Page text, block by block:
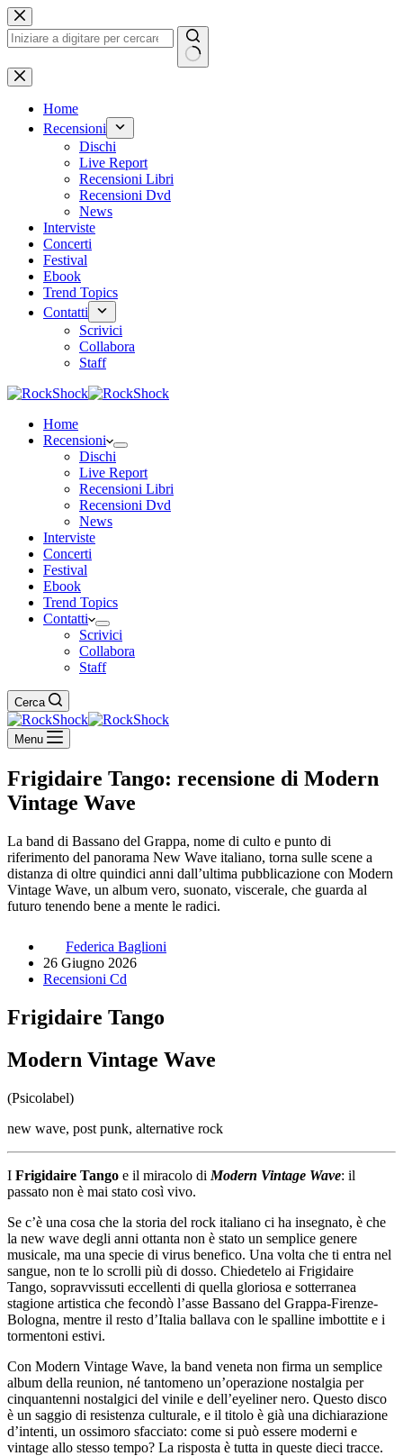
Salta
al
contenuto
Nessun
risultato
Home
Recensioni
Dischi
Live Report
Recensioni Libri
Recensioni Dvd
News
Interviste
Concerti
Festival
Ebook
Trend Topics
Contatti
Scrivici
Collabora
Staff
Home
Recensioni
Dischi
Live Report
Recensioni Libri
Recensioni Dvd
News
Interviste
Concerti
Festival
Ebook
Trend Topics
Contatti
Scrivici
Collabora
Staff
Cerca
Menu
Frigidaire Tango: recensione di Modern
Vintage Wave
La band di Bassano del Grappa, nome di culto e punto di
riferimento del panorama New Wave italiano, torna sulle scene a
distanza di oltre quindici anni dall’ultima pubblicazione con Modern
Vintage Wave, un album vero, suonato, viscerale, che guarda al
futuro tenendo bene a mente le radici.
Federica Baglioni
26 Giugno 2026
Recensioni Cd
Frigidaire Tango
Modern Vintage Wave
(Psicolabel)
new wave, post punk, alternative rock
I Frigidaire Tango e il miracolo di Modern Vintage Wave: il
passato non è mai stato così vivo.
Se c’è una cosa che la storia del rock italiano ci ha insegnato, è che
la new wave degli anni ottanta non è stato un semplice genere
musicale, ma una specie di virus benefico. Una volta che ti entra nel
sangue, non te lo scrolli più di dosso. Chiedetelo ai Frigidaire
Tango, sopravvissuti eccellenti di quella gloriosa e sotterranea
stagione artistica che fecondò l’asse Bassano del Grappa-Firenze-
Bologna, mentre il resto d’Italia ballava con le spalline imbottite e i
tormentoni estivi.
Con Modern Vintage Wave, la band veneta non firma un semplice
album della reunion, né tantomeno un’operazione nostalgia per
cinquantenni nostalgici del vinile e dell’eyeliner nero. Questo disco
è un saggio di resistenza culturale, e il titolo è già una dichiarazione
d’intenti, un ossimoro sfacciato: come si può essere moderni e
vintage allo stesso tempo? La risposta è tutta in queste dieci tracce.